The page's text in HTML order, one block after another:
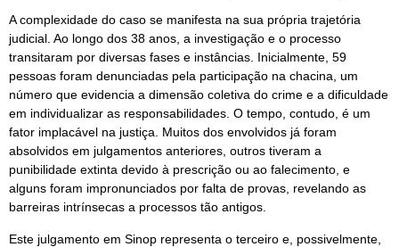
A complexidade do caso se manifesta na sua própria trajetória
judicial. Ao longo dos 38 anos, a investigação e o processo
transitaram por diversas fases e instâncias. Inicialmente, 59
pessoas foram denunciadas pela participação na chacina, um
número que evidencia a dimensão coletiva do crime e a dificuldade
em individualizar as responsabilidades. O tempo, contudo, é um
fator implacável na justiça. Muitos dos envolvidos já foram
absolvidos em julgamentos anteriores, outros tiveram a
punibilidade extinta devido à prescrição ou ao falecimento, e
alguns foram impronunciados por falta de provas, revelando as
barreiras intrínsecas a processos tão antigos.
Este julgamento em Sinop representa o terceiro e, possivelmente,